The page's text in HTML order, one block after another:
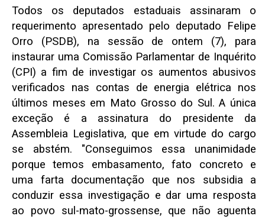
Todos os deputados estaduais assinaram o
requerimento apresentado pelo deputado Felipe
Orro (PSDB), na sessão de ontem (7), para
instaurar uma Comissão Parlamentar de Inquérito
(CPI) a fim de investigar os aumentos abusivos
verificados nas contas de energia elétrica nos
últimos meses em Mato Grosso do Sul. A única
exceção é a assinatura do presidente da
Assembleia Legislativa, que em virtude do cargo
se abstém. "Conseguimos essa unanimidade
porque temos embasamento, fato concreto e
uma farta documentação que nos subsidia a
conduzir essa investigação e dar uma resposta
ao povo sul-mato-grossense, que não aguenta